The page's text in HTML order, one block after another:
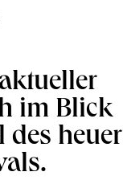
im Blick
des heuer